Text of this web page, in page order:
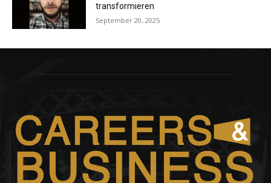
transformieren
September 20, 2025